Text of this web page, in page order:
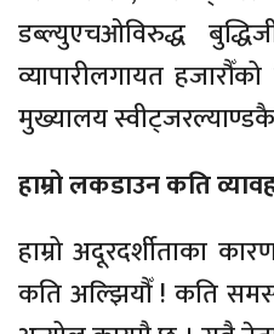
डब्ल्युएचओविरुद्ध
व्यापारीलगायत
मुख्यालय
हाम्रो लकडाउन कति
हाम्रो अदूरदर्शीताका
कति अल्झियौँ ! कति